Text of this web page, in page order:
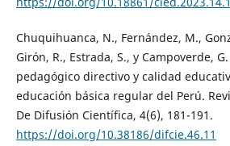
Chuquihuanca, N., Fernández, M.,
Girón, R., Estrada, S., y Campoverde,
pedagógico directivo y calidad
educación básica regular del Perú.
De Difusión Científica, 4(6), 181-191.
https://doi.org/10.38186/difcie.46.11